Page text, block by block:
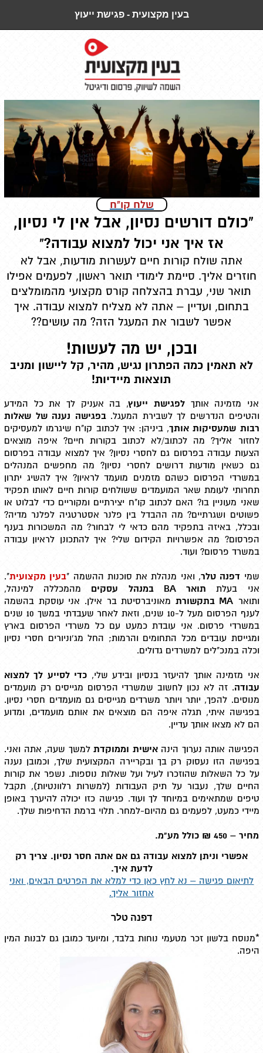
בעין מקצועית - פגישת ייעוץ
שלח קו"ח
"כולם דורשים נסיון, אבל אין לי נסיון,
אז איך אני יכול למצוא עבודה?"
אתה שולח קורות חיים לעשרות מודעות, אבל לא
חוזרים אליך. סיימת לימודי תואר ראשון, לפעמים אפילו
תואר שני, עברת בהצלחה קורס מקצועי מהמומלצים
בתחום, ועדיין – אתה לא מצליח למצוא עבודה. איך
אפשר לשבור את המעגל הזה? מה עושים??
ובכן, יש מה לעשות!
לא תאמין כמה הפתרון נגיש, מהיר, קל ליישון ומניב
תוצאות מיידיות!
אני מזמינה אותך לפגישת ייעוץ, בה אעניק לך את כל המידע
והטיפים הנדרשים לך לשבירת המעגל.בפגישה נענה של שאלות
רבות שמעסיקות אותך, ביניהן: איך לכתוב קו"ח שיגרמו למעסיקים
לחזור אליך? מה לכתוב/לא לכתוב בקורות חיים? איפה מוצאים
הצעות עבודה בפרסום גם לחסרי נסיון? איך למצוא עבודה בפרסום
גם כשאין מודעות דרושים לחסרי נסיון? מה מחפשים המנהלים
במשרדי הפרסום כשהם מזמנים מועמד לראיון? איך להשיג יתרון
תחרותי לעומת שאר המועמדים ששולחים קורות חיים לאותו תפקיד
שאני מעוניין בו? האם לכתוב קו"ח יצירתיים ומקוריים כדי לבלוט או
פשוטים ושגרתיים? מה ההבדל בין פלנר אסטרטגיה לפלנר מדיה?
ובכלל, באיזה בתפקיד מהם כדאי לי לבחור? מה המשכורות בענף
הפרסום? מה אפשרויות הקידום שלי? איך להתכונן לראיון עבודה
במשרד פרסום? ועוד.
שמי דפנה טלר, ואני מנהלת את סוכנות ההשמה "בעין מקצועית".
אני בעלת תוארBA במנהל עסקים מהמכללה למינהל,
ותואר MA בתקשורתמאוניברסיטת בר אילן. אני עוסקת בהשמה
לענף הפרסום מעל ל-10 שנים, וזאת לאחר שעבדתי במשך 10 שנים
במשרדי פרסום. אני עובדת כמעט עם כל משרדי הפרסום בארץ
ומגייסת עובדים מכל התחומים והרמות; החל מג'וניורים חסרי נסיון
וכלה במנכ"לים למשרדים גדולים.
אני מזמינה אותך להיעזר בנסיון ובידע שלי, כדי לסייע לך למצוא
עבודה. זה לא נכון לחשוב שמשרדי הפרסום מגייסים רק מועמדים
מנוסים. להפך, יותר ויותר משרדים מגייסים גם מועמדים חסרי נסיון.
בפגישה איתי, תגלה איפה הם מוצאים את אותם מועמדים, ומדוע
הם לא מצאו אותך עדיין.
הפגישה אותה נערוך הינה אישית וממוקדתלמשך שעה, אתה ואני.
בפגישה הזו נעסוק רק בך ובקריירה המקצועית שלך, וכמובן נענה
על כל השאלות שהוזכרו לעיל ועל שאלות נוספות. נשפר את קורות
החיים שלך, נעבור על תיק העבודות (למשרות רלוונטיות), תקבל
טיפים שמתאימים במיוחד לך ועוד. פגישה כזו יכולה להיערך באופן
מיידי כמעט, לפעמים גם מהיום-למחר. תלוי ברמת הדחיפות שלך.
מחיר – 450 ₪ כולל מע"מ.
אפשרי וניתן למצוא עבודה גם אם אתה חסר נסיון. צריך רק
לדעת איך.
לתיאום פגישה – נא לחץ כאן כדי למלא את הפרטים הבאים, ואני
אחזור אליך.
דפנה טלר
*מנוסח בלשון זכר מטעמי נוחות בלבד, ומיועד כמובן גם לבנות המין
היפה.